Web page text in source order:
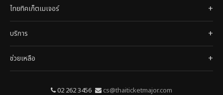
ไทยทิคเก็ตเมเจอร์
บริการ
ช่วยเหลือ
02 262 3456 cs@thaiticketmajor.com